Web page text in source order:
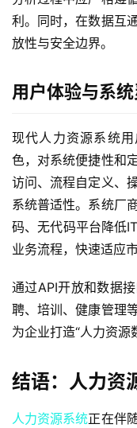
利。同时，在数据互
放性与安全边界。
用户体验与系
现代人力资源系统
色，对系统便捷性和
访问、流程自定义、
系统普适性。系统厂
码、无代码平台降低
业务流程，快速适应
通过API开放和数据
聘、培训、健康管理
为企业打造“人力资源
结语：人力资
人力资源系统正在伴